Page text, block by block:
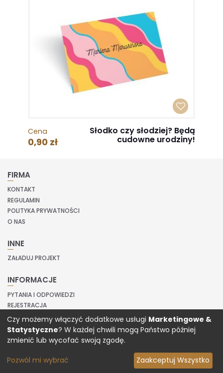
Cena
0,90 zł
Słodko czy słodziej? Będą
cudowne urodziny!
FIRMA
KONTAKT
REGULAMIN
POLITYKA PRYWATNOŚCI
O NAS
INNE
ZAŁADUJ PROJEKT
INFORMACJE
PYTANIA I ODPOWIEDZI
REJESTRACJA
LOGOWANIE
Copyright © 2020 Prinvit.
Czy możemy włączyć dodatkowe usługi Marketingowe &
Statystyczne? W każdej chwili mogą Państwo później
zmienić lub wycofać swoją zgodę.
Pozwól mi wybrać Zaakceptuj Wszystko